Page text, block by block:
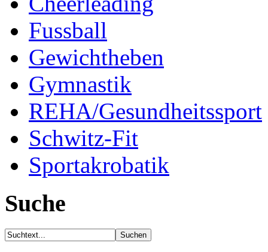
Fussball
Gewichtheben
Gymnastik
REHA/Gesundheitssport
Schwitz-Fit
Sportakrobatik
Suche